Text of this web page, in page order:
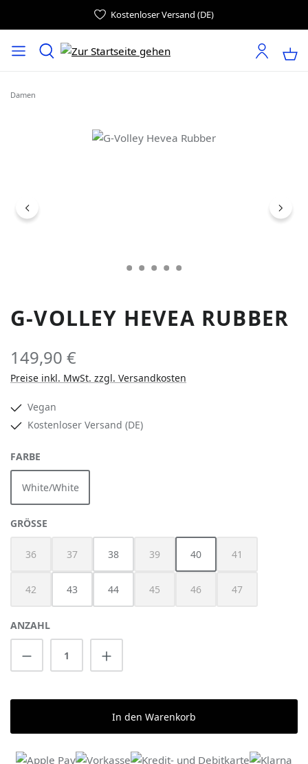
Kostenloser Versand (DE)
Damen
Bildergalerie überspringen
G-VOLLEY HEVEA RUBBER
149,90 €
Preise inkl. MwSt. zzgl. Versandkosten
Vegan
Kostenloser Versand (DE)
FARBE
White/White
GRÖSSE
36
(Diese Option ist zurzeit nicht verfügbar.)
37
(Diese Option ist zurzeit nicht verfügbar.)
38 39
(Diese Option ist zurzeit nicht
40 41
(Diese Option ist
42
(Diese Option ist zurzeit nicht verfügbar.)
43 44 45
(Diese Option ist zurzeit nicht
46
(Diese Option ist zurzeit
47
(Diese Option ist
ANZAHL
Produkt Anzahl: Gib den gewünschten
In den Warenkorb